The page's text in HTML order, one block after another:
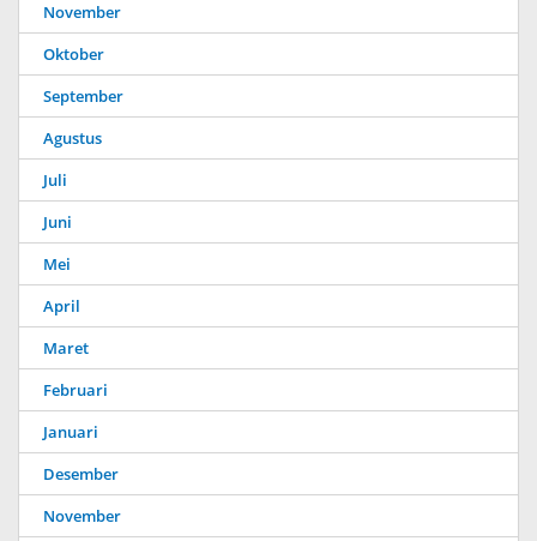
November
Oktober
September
Agustus
Juli
Juni
Mei
April
Maret
Februari
Januari
Desember
November